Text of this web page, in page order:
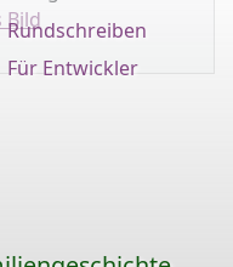
Bild
Rundschreiben
Für Entwickler